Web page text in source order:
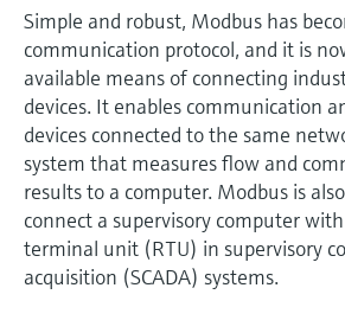
圧力 / 差圧伝送器
記録計・システム製品
化学成分の光学式分析
Netilion IIoT
ソフトウェア
熱式質量流量計
差圧流量測定
製品一覧
超音波式レベル計
静電容量式レベル計
静圧レベル測定
導電率式レベル計
フロート式レベルスイッチ
溶存酸素センサおよび変換器
実験器具
自動ウォーターサンプラ
TOC, COD & SAC アナライザ
ORP（酸化 還元 電位）センサお
サニタリ温度計
一体型温度計
温度スイッチ
表面温度計
ケーブル付プローブ
ワイヤレスHART ソリューション
ゲートウェイ & モデム
ハンドヘルドコミュニケータ
Energy managers & application
managers
サージアレスタ
デジタルアナライザソリューショ
ン
プロセスガスアナライザ
大気質計測機器
煙検出器
Netilion Inventory
Netilion Connect
Netilion Device Viewer
Netilion Water
パフォーマンス最適化サービス
View all
化学産業：サステナブルな成功の
パートナー
電力とエネルギー産業
鉱業、鉄鋼産業：持続可能な未来
を引き出す
ユーティリティ - 蒸気ソリューシ
学ぶ
ラーニングセンター
Endress+Hauserのラーニングプラットフォ
ームなら、場所を問わず、最新技術を効率
的に学べます。豊富なコースとリソース
で、あなたのスキルアップを力強くサポー
トします。
イベント & トレーニング
研修、セミナー、展示会、サミット、オン
ラインセミナーなど、さまざまなイベント
ニュース＆ストーリー
イベント & トレーニング
キャリア
沿革
企業文化と価値感
サステナビリティ
関連会社
Temperature+System Products
Endress+Hauser Digital Solutions
Endress+Hauser Optical Analysis
Endress+Hauser SICK
My Endress+Hauser
B2B インテグレーション
メディア素材
プレスイベント
サミット
ネットワーキング
イベント & トレーニング ファイ
ンダ
Job opportunities with Innovative
Sensor Technology IST AG
Job opportunities at
Endress+Hauser SICK
Simple and robust, Modbus has
communication protocol, and it is
available means of connecting
devices. It enables communication
devices connected to the same
system that measures flow and
results to a computer. Modbus is
connect a supervisory computer
terminal unit (RTU) in supervisory
acquisition (SCADA) systems.